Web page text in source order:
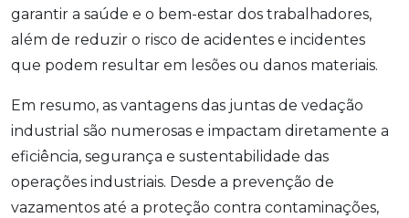
garantir a saúde e o bem-estar dos trabalhadores,
além de reduzir o risco de acidentes e incidentes
que podem resultar em lesões ou danos materiais.
Em resumo, as vantagens das juntas de vedação
industrial são numerosas e impactam diretamente a
eficiência, segurança e sustentabilidade das
operações industriais. Desde a prevenção de
vazamentos até a proteção contra contaminações,